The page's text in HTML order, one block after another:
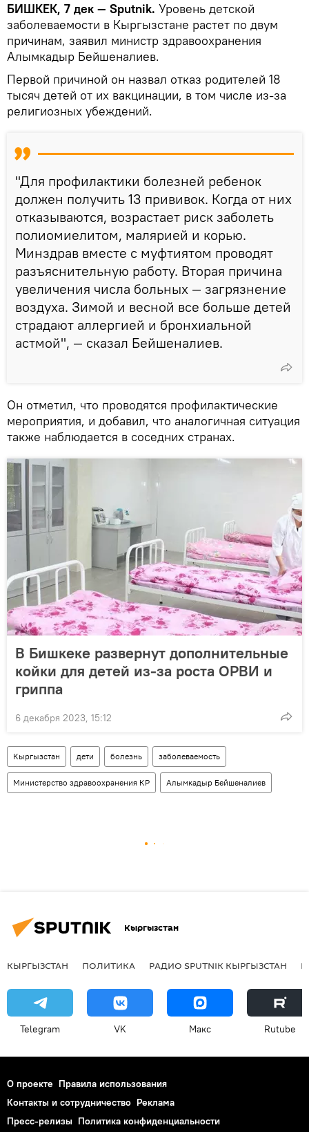
БИШКЕК, 7 дек — Sputnik. Уровень детской
заболеваемости в Кыргызстане растет по двум
причинам, заявил министр здравоохранения
Алымкадыр Бейшеналиев.
Первой причиной он назвал отказ родителей 18
тысяч детей от их вакцинации, в том числе из-за
религиозных убеждений.
"Для профилактики болезней ребенок
должен получить 13 прививок. Когда от них
отказываются, возрастает риск заболеть
полиомиелитом, малярией и корью.
Минздрав вместе с муфтиятом проводят
разъяснительную работу. Вторая причина
увеличения числа больных — загрязнение
воздуха. Зимой и весной все больше детей
страдают аллергией и бронхиальной
астмой", — сказал Бейшеналиев.
Он отметил, что проводятся профилактические
мероприятия, и добавил, что аналогичная ситуация
также наблюдается в соседних странах.
В Бишкеке развернут дополнительные
койки для детей из-за роста ОРВИ и
гриппа
6 декабря 2023, 15:12
Кыргызстан дети болезнь заболеваемость
Министерство здравоохранения КР Алымкадыр Бейшеналиев
Кыргызстан
КЫРГЫЗСТАН ПОЛИТИКА РАДИО SPUTNIK КЫРГЫЗСТАН
Telegram VK Макс Rutube
О проекте Правила использования
Контакты и сотрудничество Реклама
Пресс-релизы Политика конфиденциальности